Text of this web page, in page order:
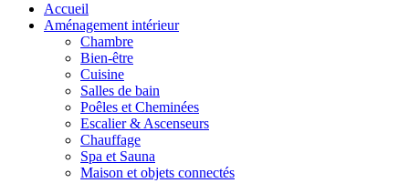
Accueil
Aménagement intérieur
Chambre
Bien-être
Cuisine
Salles de bain
Poêles et Cheminées
Escalier & Ascenseurs
Chauffage
Spa et Sauna
Maison et objets connectés